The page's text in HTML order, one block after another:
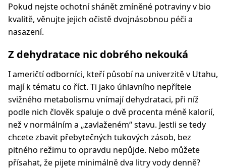
Pokud nejste ochotní shánět zmíněné potraviny v bio
kvalitě, věnujte jejich očistě dvojnásobnou péči a
nasazení.
Z dehydratace nic dobrého nekouká
I američtí odborníci, kteří působí na univerzitě v Utahu,
mají k tématu co říct. Ti jako úhlavního nepřítele
svižného metabolismu vnímají dehydrataci, při níž
podle nich člověk spaluje o dvě procenta méně kalorií,
než v normálním a „zavlaženém“ stavu. Jestli se tedy
chcete zbavit přebytečných tukových zásob, bez
pitného režimu to opravdu nepůjde. Nebo můžete
přísahat, že pijete minimálně dva litry vody denně?